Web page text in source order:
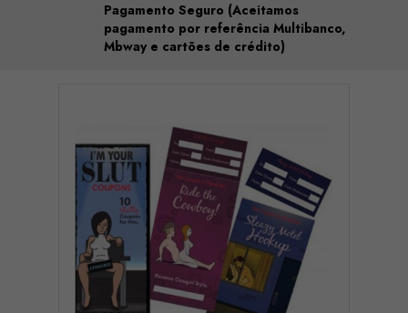
Pagamento Seguro (Aceitamos
pagamento por referência Multibanco,
Mbway e cartões de crédito)